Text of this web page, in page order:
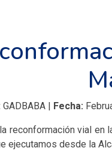
GADBABA | Fecha:
reconformación vial
ejecutamos desde la